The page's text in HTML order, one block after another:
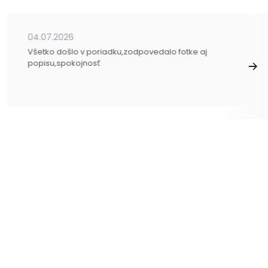
04.07.2026
Všetko došlo v poriadku,zodpovedalo fotke aj
popisu,spokojnosť